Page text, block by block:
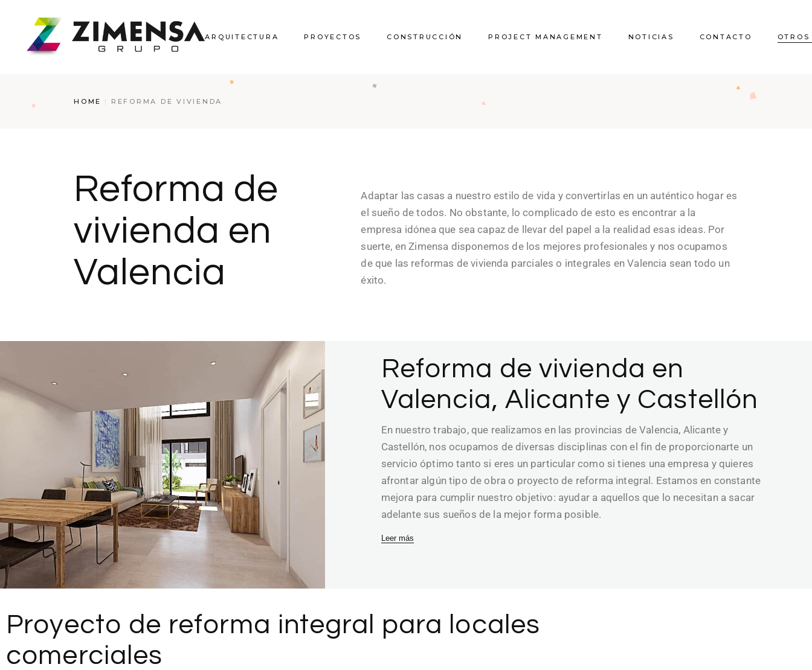
ARQUITECTURA PROYECTOS CONSTRUCCIÓN PROJECT MANAGEMENT NOTICIAS CONTACTO
Quienes somos
HOME REFORMA DE VIVIENDA
Reforma de
vivienda en
Valencia
Adaptar las casas a nuestro estilo de vida y convertirlas en un auténtico hogar es
el sueño de todos. No obstante, lo complicado de esto es encontrar a la
empresa idónea que sea capaz de llevar del papel a la realidad esas ideas. Por
suerte, en Zimensa disponemos de los mejores profesionales y nos ocupamos
de que las reformas de vivienda parciales o integrales en Valencia sean todo un
éxito.
Reforma de vivienda en
Valencia, Alicante y Castellón
En nuestro trabajo, que realizamos en las provincias de Valencia, Alicante y
Castellón, nos ocupamos de diversas disciplinas con el fin de proporcionarte un
servicio óptimo tanto si eres un particular como si tienes una empresa y quieres
afrontar algún tipo de obra o proyecto de reforma integral. Estamos en constante
mejora para cumplir nuestro objetivo: ayudar a aquellos que lo necesitan a sacar
adelante sus sueños de la mejor forma posible.
Leer más
Proyecto de reforma integral para locales
comerciales